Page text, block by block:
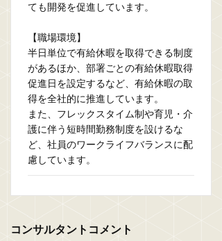
ても開発を促進しています。
【職場環境】
半日単位で有給休暇を取得できる制度
があるほか、部署ごとの有給休暇取得
促進日を設定するなど、有給休暇の取
得を全社的に推進しています。
また、フレックスタイム制や育児・介
護に伴う短時間勤務制度を設けるな
ど、社員のワークライフバランスに配
慮しています。
コンサルタントコメント